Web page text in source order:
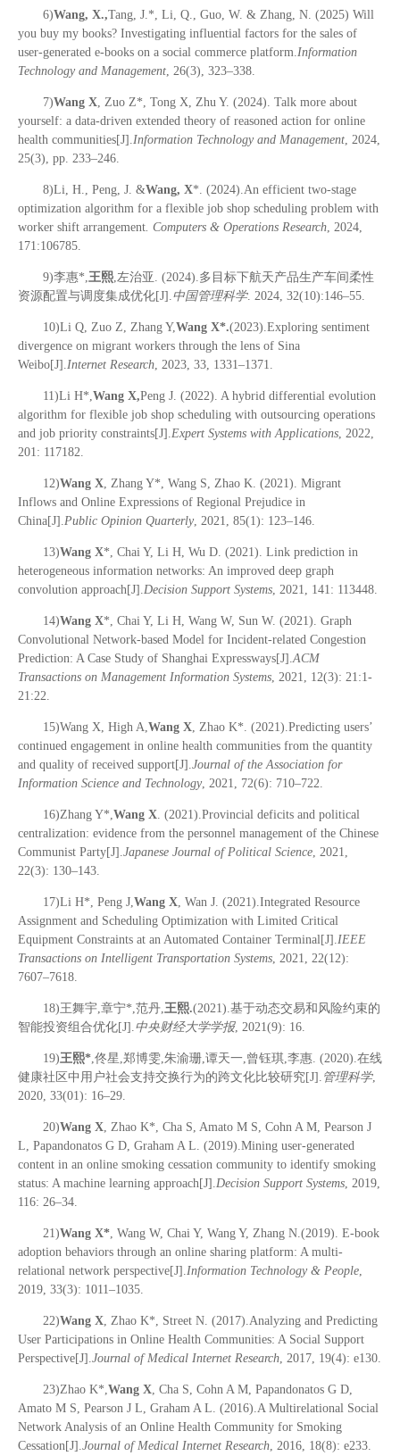
6)Wang, X.,Tang, J.*, Li, Q., Guo, W. & Zhang, N. (2025) Will
you buy my books? Investigating influential factors for the sales of
user-generated e-books on a social commerce platform.Information
Technology and Management, 26(3), 323–338.
7)Wang X, Zuo Z*, Tong X, Zhu Y. (2024). Talk more about
yourself: a data-driven extended theory of reasoned action for online
health communities[J].Information Technology and Management, 2024,
25(3), pp. 233–246.
8)Li, H., Peng, J. &Wang, X*. (2024).An efficient two-stage
optimization algorithm for a flexible job shop scheduling problem with
worker shift arrangement. Computers & Operations Research, 2024,
171:106785.
9)李惠*,王熙,左治亚. (2024).多目标下航天产品生产车间柔性
资源配置与调度集成优化[J].中国管理科学. 2024, 32(10):146–55.
10)Li Q, Zuo Z, Zhang Y,Wang X*.(2023).Exploring sentiment
divergence on migrant workers through the lens of Sina
Weibo[J].Internet Research, 2023, 33, 1331–1371.
11)Li H*,Wang X,Peng J. (2022). A hybrid differential evolution
algorithm for flexible job shop scheduling with outsourcing operations
and job priority constraints[J].Expert Systems with Applications, 2022,
201: 117182.
12)Wang X, Zhang Y*, Wang S, Zhao K. (2021). Migrant
Inflows and Online Expressions of Regional Prejudice in
China[J].Public Opinion Quarterly, 2021, 85(1): 123–146.
13)Wang X*, Chai Y, Li H, Wu D. (2021). Link prediction in
heterogeneous information networks: An improved deep graph
convolution approach[J].Decision Support Systems, 2021, 141: 113448.
14)Wang X*, Chai Y, Li H, Wang W, Sun W. (2021). Graph
Convolutional Network-based Model for Incident-related Congestion
Prediction: A Case Study of Shanghai Expressways[J].ACM
Transactions on Management Information Systems, 2021, 12(3): 21:1-
21:22.
15)Wang X, High A,Wang X, Zhao K*. (2021).Predicting users’
continued engagement in online health communities from the quantity
and quality of received support[J].Journal of the Association for
Information Science and Technology, 2021, 72(6): 710–722.
16)Zhang Y*,Wang X. (2021).Provincial deficits and political
centralization: evidence from the personnel management of the Chinese
Communist Party[J].Japanese Journal of Political Science, 2021,
22(3): 130–143.
17)Li H*, Peng J,Wang X, Wan J. (2021).Integrated Resource
Assignment and Scheduling Optimization with Limited Critical
Equipment Constraints at an Automated Container Terminal[J].IEEE
Transactions on Intelligent Transportation Systems, 2021, 22(12):
7607–7618.
18)王舞宇,章宁*,范丹,王熙.(2021).基于动态交易和风险约束的
智能投资组合优化[J].中央财经大学学报, 2021(9): 16.
19)王熙*,佟星,郑博雯,朱渝珊,谭天一,曾钰琪,李惠. (2020).在线
健康社区中用户社会支持交换行为的跨文化比较研究[J]. 管理科学,
2020, 33(01): 16–29.
20)Wang X, Zhao K*, Cha S, Amato M S, Cohn A M, Pearson J
L, Papandonatos G D, Graham A L. (2019).Mining user-generated
content in an online smoking cessation community to identify smoking
status: A machine learning approach[J].Decision Support Systems, 2019,
116: 26–34.
21)Wang X*, Wang W, Chai Y, Wang Y, Zhang N.(2019). E-book
adoption behaviors through an online sharing platform: A multi-
relational network perspective[J].Information Technology & People,
2019, 33(3): 1011–1035.
22)Wang X, Zhao K*, Street N. (2017).Analyzing and Predicting
User Participations in Online Health Communities: A Social Support
Perspective[J].Journal of Medical Internet Research, 2017, 19(4): e130.
23)Zhao K*,Wang X, Cha S, Cohn A M, Papandonatos G D,
Amato M S, Pearson J L, Graham A L. (2016).A Multirelational Social
Network Analysis of an Online Health Community for Smoking
Cessation[J].Journal of Medical Internet Research, 2016, 18(8): e233.